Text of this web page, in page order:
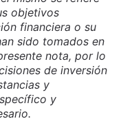
objetivos
financiera o su
sido tomados en
nota, por lo
de inversión
y
y